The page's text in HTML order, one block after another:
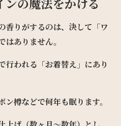
香りがするのは、決して「ワ
ありません。
行われる「お着替え」にあり
樽などで何年も眠ります。